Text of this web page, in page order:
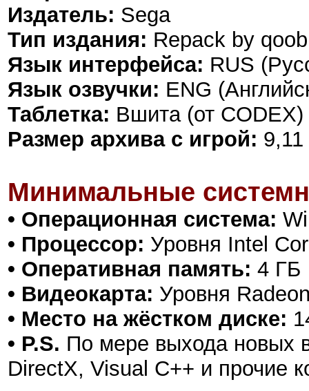
Издатель: Sega
Тип издания: Repack by qoob
Язык интерфейса: RUS
Язык озвучки: ENG
Таблетка: Вшита (от CODEX)
Размер архива с игрой:
Минимальные
• Операционная система:
• Процессор: Уровня Intel
• Оперативная память: 4 ГБ
• Видеокарта: Уровня
• Место на жёстком диске:
• P.S. По мере выхода новых
DirectX, Visual C++ и прочие